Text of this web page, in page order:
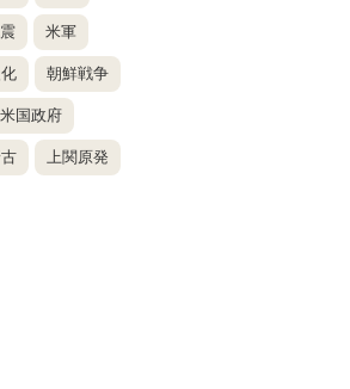
米軍
朝鮮戦争
米国政府
上関原発